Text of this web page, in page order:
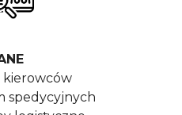
kierowców
spedycyjnych